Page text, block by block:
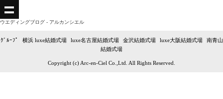
ウエディングブログ - アルカンシエル
ｸﾞﾙｰﾌﾟ 横浜 luxe結婚式場| luxe名古屋結婚式場 金沢結婚式場| luxe大阪結婚式場| 南青山
結婚式場
Copyright (c) Arc-en-Ciel Co.,Ltd. All Rights Reserved.